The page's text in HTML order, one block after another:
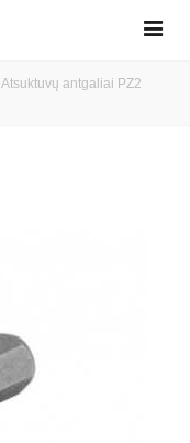
Atsuktuvų antgaliai PZ2